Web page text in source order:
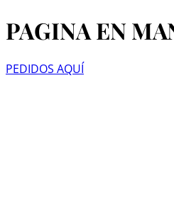
PAGINA EN
PEDIDOS AQUÍ